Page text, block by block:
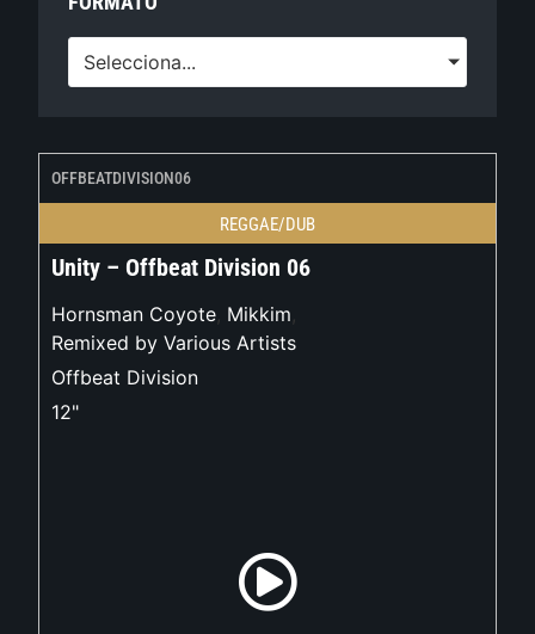
Selecciona...
OFFBEATDIVISION06
REGGAE/DUB
Unity – Offbeat Division 06
Hornsman Coyote, Mikkim,
Remixed by Various Artists
Offbeat Division
12"